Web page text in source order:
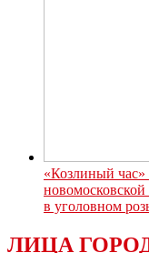
«Козлиный
в уголовном
ЛИЦА